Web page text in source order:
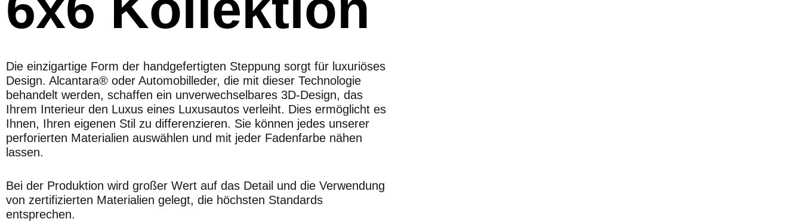
Die einzigartige Form der handgefertigten Steppung sorgt für luxuriöses
Design. Alcantara® oder Automobilleder, die mit dieser Technologie
behandelt werden, schaffen ein unverwechselbares 3D-Design, das
Ihrem Interieur den Luxus eines Luxusautos verleiht. Dies ermöglicht es
Ihnen, Ihren eigenen Stil zu differenzieren. Sie können jedes unserer
perforierten Materialien auswählen und mit jeder Fadenfarbe nähen
lassen.
Bei der Produktion wird großer Wert auf das Detail und die Verwendung
von zertifizierten Materialien gelegt, die höchsten Standards
entsprechen.